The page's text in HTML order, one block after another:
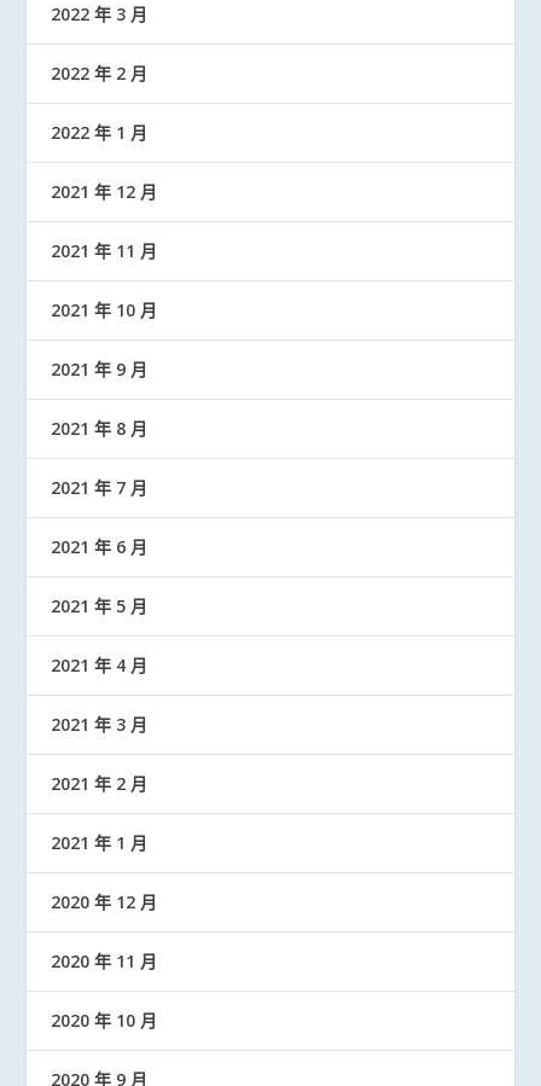
2022 年 3 月
2022 年 2 月
2022 年 1 月
2021 年 12 月
2021 年 11 月
2021 年 10 月
2021 年 9 月
2021 年 8 月
2021 年 7 月
2021 年 6 月
2021 年 5 月
2021 年 4 月
2021 年 3 月
2021 年 2 月
2021 年 1 月
2020 年 12 月
2020 年 11 月
2020 年 10 月
2020 年 9 月